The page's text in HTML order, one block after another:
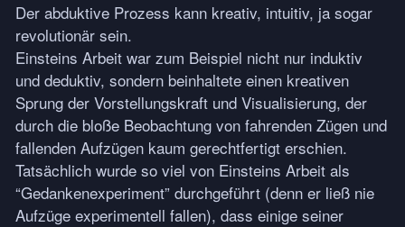
Der abduktive Prozess kann kreativ, intuitiv, ja sogar
revolutionär sein.
Einsteins Arbeit war zum Beispiel nicht nur induktiv
und deduktiv, sondern beinhaltete einen kreativen
Sprung der Vorstellungskraft und Visualisierung, der
durch die bloße Beobachtung von fahrenden Zügen und
fallenden Aufzügen kaum gerechtfertigt erschien.
Tatsächlich wurde so viel von Einsteins Arbeit als
“Gedankenexperiment” durchgeführt (denn er ließ nie
Aufzüge experimentell fallen), dass einige seiner